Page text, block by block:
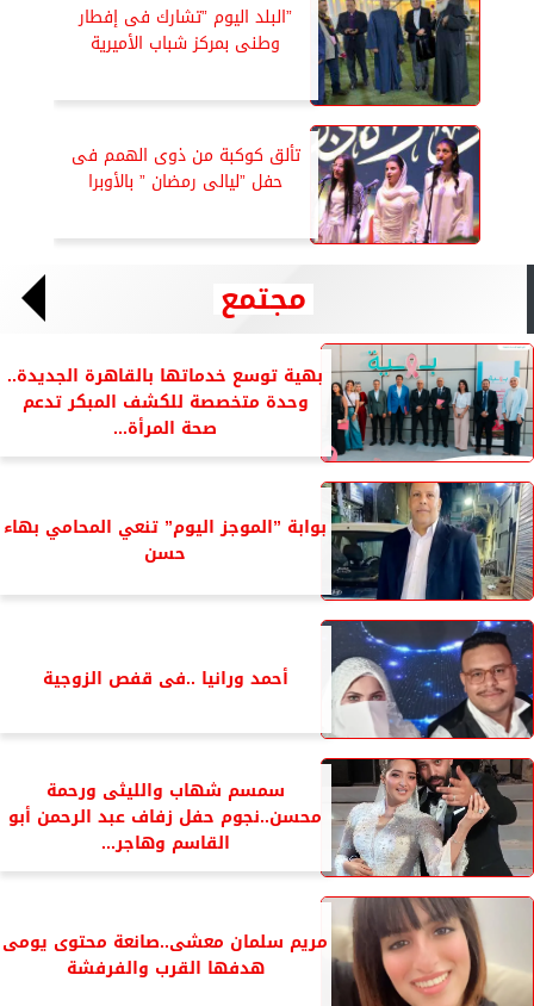
”البلد اليوم ”تشارك فى إفطار
وطنى بمركز شباب الأميرية
تألق كوكبة من ذوى الهمم فى
حفل ”ليالى رمضان ” بالأوبرا
مجتمع
بهية توسع خدماتها بالقاهرة الجديدة..
وحدة متخصصة للكشف المبكر تدعم
صحة المرأة...
بوابة ”الموجز اليوم” تنعي المحامي بهاء
حسن
أحمد ورانيا ..فى قفص الزوجية
سمسم شهاب والليثى ورحمة
محسن..نجوم حفل زفاف عبد الرحمن أبو
القاسم وهاجر...
مريم سلمان معشى..صانعة محتوى يومى
هدفها القرب والفرفشة